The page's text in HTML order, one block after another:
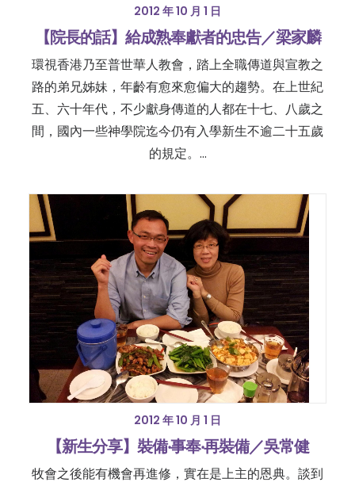
2012 年 10 月 1 日
【院長的話】給成熟奉獻者的忠告／梁家麟
環視香港乃至普世華人教會，踏上全職傳道與宣教之
路的弟兄姊妹，年齡有愈來愈偏大的趨勢。在上世紀
五、六十年代，不少獻身傳道的人都在十七、八歲之
間，國內一些神學院迄今仍有入學新生不逾二十五歲
的規定。…
2012 年 10 月 1 日
【新生分享】裝備‧事奉‧再裝備／吳常健
牧會之後能有機會再進修，實在是上主的恩典。談到